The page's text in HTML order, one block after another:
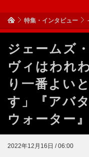
特集・インタビュー
ジェームズ
ヴィはわれ
り一番よい
す」『アバ
ウォーター
2022年12月16日 / 06:00